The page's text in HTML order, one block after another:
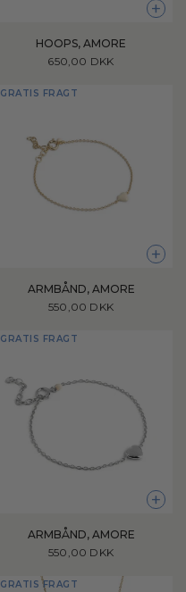
+
HOOPS, AMORE
650,00 DKK
GRATIS FRAGT
+
ARMBÅND, AMORE
550,00 DKK
GRATIS FRAGT
+
ARMBÅND, AMORE
550,00 DKK
GRATIS FRAGT